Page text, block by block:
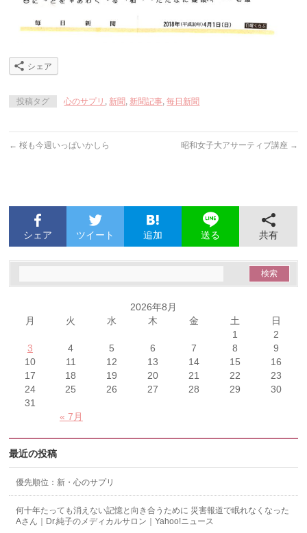
シェア
投稿タグ 心のサプリ , 新聞, 新聞記事,毎日新聞
← 桜も今週いっぱいかしら 昭和女子大アサーティブ講座 →
シェア ツイート 追加 送る 共有
2026年8月
月
火 水 木 金 土 日
« 7月
1
2
3
4 5 6 7 8
9
10
11 12 13 14 15
16
17
18 19 20 21 22
23
24
25 26 27 28 29
30
31
最近の投稿
優先順位：新・心のサプリ
何十年たっても消えない記憶と向き合うために 災害報道で眠れなくなった
Aさん｜Dr.純子のメディカルサロン｜Yahoo!ニュース